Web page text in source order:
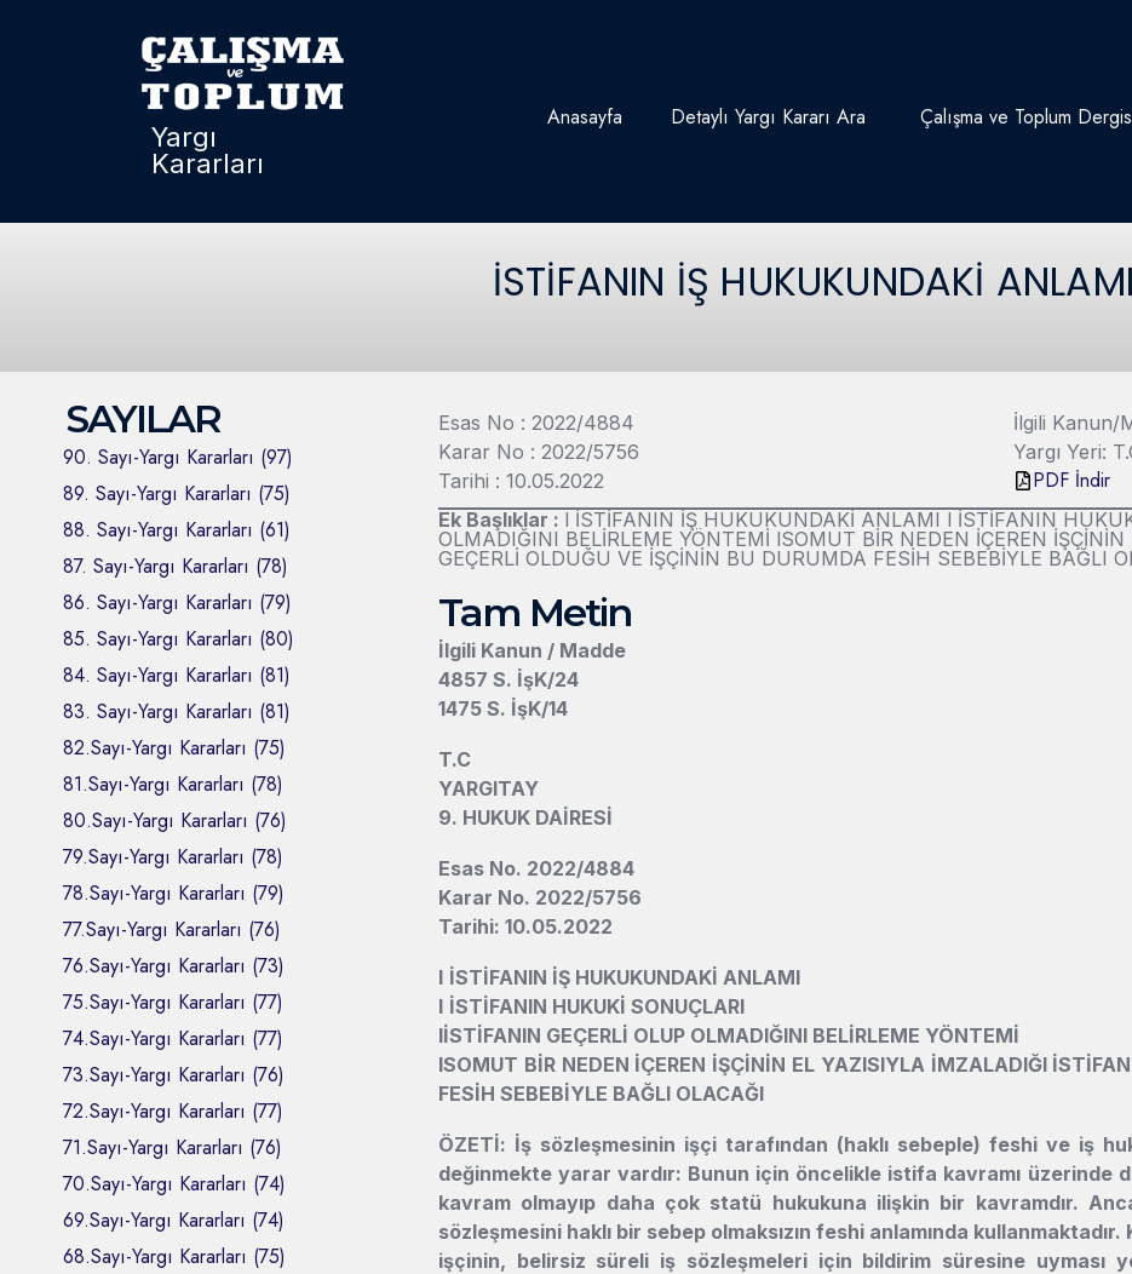
Yargı
Kararları
Anasayfa Detaylı Yargı Kararı Ara
Çalışma ve Toplum
İSTİFANIN İŞ HUKUKUNDAKİ ANLAMI
SAYILAR
90. Sayı-Yargı Kararları (97)
89. Sayı-Yargı Kararları (75)
88. Sayı-Yargı Kararları (61)
87. Sayı-Yargı Kararları (78)
86. Sayı-Yargı Kararları (79)
85. Sayı-Yargı Kararları (80)
84. Sayı-Yargı Kararları (81)
83. Sayı-Yargı Kararları (81)
82.Sayı-Yargı Kararları (75)
81.Sayı-Yargı Kararları (78)
80.Sayı-Yargı Kararları (76)
79.Sayı-Yargı Kararları (78)
78.Sayı-Yargı Kararları (79)
77.Sayı-Yargı Kararları (76)
76.Sayı-Yargı Kararları (73)
75.Sayı-Yargı Kararları (77)
74.Sayı-Yargı Kararları (77)
73.Sayı-Yargı Kararları (76)
72.Sayı-Yargı Kararları (77)
71.Sayı-Yargı Kararları (76)
70.Sayı-Yargı Kararları (74)
69.Sayı-Yargı Kararları (74)
68.Sayı-Yargı Kararları (75)
Esas No : 2022/4884
Karar No : 2022/5756
Tarihi : 10.05.2022
İlgili Kanun/
Yargı Yeri:
PDF İndir
Ek Başlıklar : l İSTİFANIN İŞ HUKUKUNDAKİ ANLAMI l İSTİFANIN
OLMADIĞINI BELİRLEME YÖNTEMİ lSOMUT BİR NEDEN İÇEREN
GEÇERLİ OLDUĞU VE İŞÇİNİN BU DURUMDA FESİH SEBEBİYLE BAĞLI
Tam Metin
İlgili Kanun / Madde
4857 S. İşK/24
1475 S. İşK/14
T.C
YARGITAY
9. HUKUK DAİRESİ
Esas No. 2022/4884
Karar No. 2022/5756
Tarihi: 10.05.2022
l İSTİFANIN İŞ HUKUKUNDAKİ ANLAMI
l İSTİFANIN HUKUKİ SONUÇLARI
lİSTİFANIN GEÇERLİ OLUP OLMADIĞINI BELİRLEME YÖNTEMİ
lSOMUT BİR NEDEN İÇEREN İŞÇİNİN EL YAZISIYLA İMZALADIĞI
FESİH SEBEBİYLE BAĞLI OLACAĞI
ÖZETİ: İş sözleşmesinin işçi tarafından (haklı sebeple) feshi ve iş
değinmekte yarar vardır: Bunun için öncelikle istifa kavramı üzerinde
kavram olmayıp daha çok statü hukukuna ilişkin bir kavramdır.
sözleşmesini haklı bir sebep olmaksızın feshi anlamında
işçinin, belirsiz süreli iş sözleşmeleri için bildirim süresine uyması